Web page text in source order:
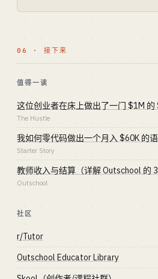
06 · 接下来
值得一读
这位创业者在床上做出了一门 $1M 的
The Hustle
我如何零代码做出一个月入 $60K 的
Starter Story
教师收入与结算（详解 Outschool 的
Outschool
社区
r/Tutor
Outschool Educator Library